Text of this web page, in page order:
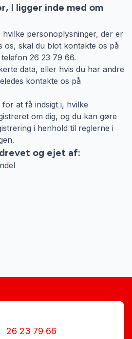
I ligger inde med om
hvilke personoplysninger, der er
os, skal du blot kontakte os på
26 23 79 66.
data, eller hvis du har andre
kontakte os på
at få indsigt i, hvilke
om dig, og du kan gøre
i henhold til reglerne i
og ejet af:
26 23 79 66